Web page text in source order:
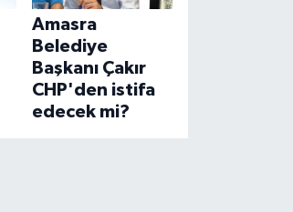
Amasra
Belediye
Başkanı Çakır
CHP'den istifa
edecek mi?